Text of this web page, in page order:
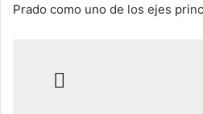
Prado como uno de los ejes